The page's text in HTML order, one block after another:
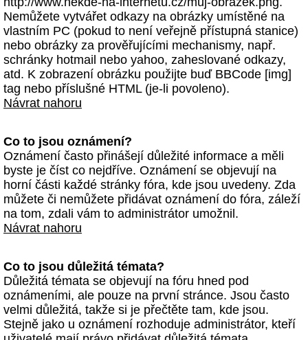
Nemůžete vytvářet odkazy na obrázky umístěné na
vlastním PC (pokud to není veřejně přístupná stanice)
nebo obrázky za prověřujícími mechanismy, např.
schránky hotmail nebo yahoo, zaheslované odkazy,
atd. K zobrazení obrázku použijte buď BBCode [img]
tag nebo příslušné HTML (je-li povoleno).
Návrat nahoru
Co to jsou oznámení?
Oznámení často přinášejí důležité informace a měli
byste je číst co nejdříve. Oznámení se objevují na
horní části každé stránky fóra, kde jsou uvedeny. Zda
můžete či nemůžete přidávat oznámení do fóra, záleží
na tom, zdali vám to administrátor umožnil.
Návrat nahoru
Co to jsou důležitá témata?
Důležitá témata se objevují na fóru hned pod
oznámeními, ale pouze na první stránce. Jsou často
velmi důležitá, takže si je přečtěte tam, kde jsou.
Stejně jako u oznámení rozhoduje administrátor, kteří